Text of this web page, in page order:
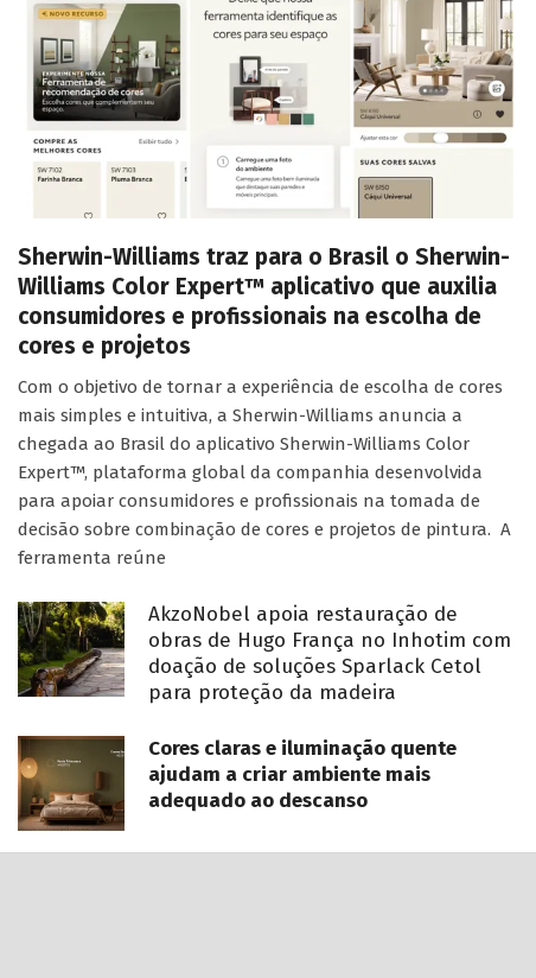
Sherwin-Williams traz para o Brasil o Sherwin-
Williams Color Expert™ aplicativo que auxilia
consumidores e profissionais na escolha de
cores e projetos
Com o objetivo de tornar a experiência de escolha de cores
mais simples e intuitiva, a Sherwin-Williams anuncia a
chegada ao Brasil do aplicativo Sherwin-Williams Color
Expert™, plataforma global da companhia desenvolvida
para apoiar consumidores e profissionais na tomada de
decisão sobre combinação de cores e projetos de pintura. A
ferramenta reúne
AkzoNobel apoia restauração de
obras de Hugo França no Inhotim com
doação de soluções Sparlack Cetol
para proteção da madeira
Cores claras e iluminação quente
ajudam a criar ambiente mais
adequado ao descanso